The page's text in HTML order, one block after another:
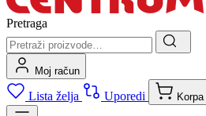
Pretraga
Moj račun
Lista želja Uporedi Korpa